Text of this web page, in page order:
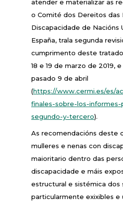
atender e materializar as
o Comité dos Dereitos das
Discapacidade de Nacións
España, trala segunda
cumprimento deste
18 e 19 de marzo de 2019,
pasado 9 de abril
(https://www.cermi.es/es/
finales-sobre-los-
segundo-y-tercero).
As recomendacións deste
mulleres e nenas con
maioritario dentro das
discapacidade e máis
estructural e sistémica dos
particularmente exixibles e